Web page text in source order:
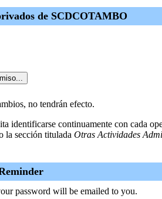
de SCDCOTAMBO
no tendrán efecto.
identificarse continuamente con cada
la sección titulada Otras Actividades
password will be emailed to you.